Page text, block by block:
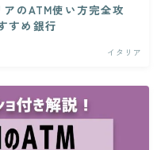
アのATM使い方完全攻
すめ銀行
イタリア